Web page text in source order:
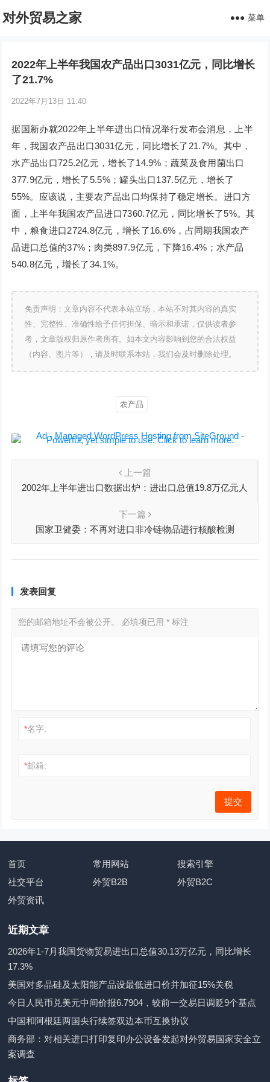
对外贸易之家 菜单
2022年上半年我国农产品出口3031亿元，同比增长
了21.7%
2022年7月13日 11:40
据国新办就2022年上半年进出口情况举行发布会消息，上半
年，我国农产品出口3031亿元，同比增长了21.7%。其中，
水产品出口725.2亿元，增长了14.9%；蔬菜及食用菌出口
377.9亿元，增长了5.5%；罐头出口137.5亿元，增长了
55%。应该说，主要农产品出口均保持了稳定增长。进口方
面，上半年我国农产品进口7360.7亿元，同比增长了5%。其
中，粮食进口2724.8亿元，增长了16.6%，占同期我国农产
品进口总值的37%；肉类897.9亿元，下降16.4%；水产品
540.8亿元，增长了34.1%。
免责声明：文章内容不代表本站立场，本站不对其内容的真实
性、完整性、准确性给予任何担保、暗示和承诺，仅供读者参
考，文章版权归原作者所有。如本文内容影响到您的合法权益
（内容、图片等），请及时联系本站，我们会及时删除处理。
农产品
上一篇
2002年上半年进出口数据出炉：进出口总值19.8万亿元人
下一篇
国家卫健委：不再对进口非冷链物品进行核酸检测
发表回复
您的邮箱地址不会被公开。 必填项已用* 标注
*名字:
*邮箱:
首页 常用网站
搜索引擎
社交平台
外贸B2B
外贸B2C
外贸资讯
近期文章
2026年1-7月我国货物贸易进出口总值30.13万亿元，同比增长
17.3%
美国对多晶硅及太阳能产品设最低进口价并加征15%关税
今日人民币兑美元中间价报6.7904，较前一交易日调贬9个基点
中国和阿根廷两国央行续签双边本币互换协议
商务部：对相关进口打印复印办公设备发起对外贸易国家安全立
案调查